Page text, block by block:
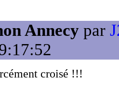
Annecy par
croisé !!!